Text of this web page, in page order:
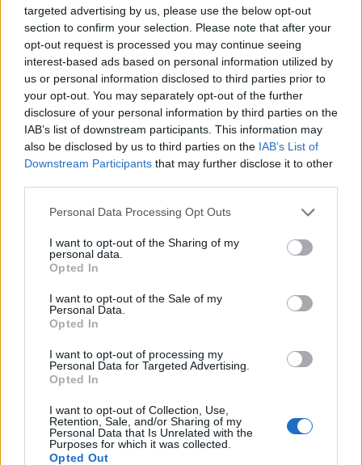
targeted advertising by us, please use the below opt-out
section to confirm your selection. Please note that after your
opt-out request is processed you may continue seeing
interest-based ads based on personal information utilized by
us or personal information disclosed to third parties prior to
your opt-out. You may separately opt-out of the further
disclosure of your personal information by third parties on the
IAB’s list of downstream participants. This information may
also be disclosed by us to third parties on the IAB’s List of
Downstream Participants that may further disclose it to other
Please note that this website/app uses one or more Google
not limited to your visit or usage behaviour. You may click to
grant or deny consent to Google and its third-party tags to
use your data for below specified purposes in below Google
consent section.
Personal Data Processing Opt Outs
I want to opt-out of the Sharing of my
personal data.
Opted In
I want to opt-out of the Sale of my
Personal Data.
Opted In
I want to opt-out of processing my
Personal Data for Targeted Advertising.
Opted In
I want to opt-out of Collection, Use,
Retention, Sale, and/or Sharing of my
Personal Data that Is Unrelated with the
Purposes for which it was collected.
Opted Out
Πρόσθεσε δε ότι η κίνηση αυτή δεν σημαίνει
πως η Κομισιόν έχει ξεκινήσει νέα επίσημη
έρευνα βάσει του Κανονισμού της Ευρωπαϊκής
Ένωσης περί Ψηφιακών Υπηρεσιών (DSA).
ΔΙΑΦΗΜΙΣΗ
Αν τα χάσατε